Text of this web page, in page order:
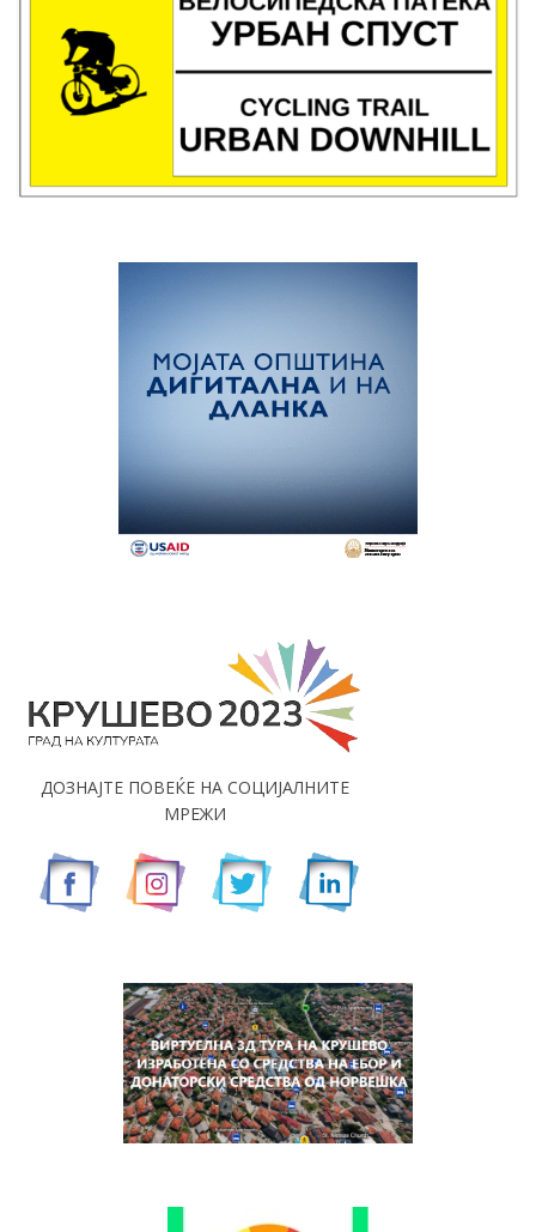
ДОЗНАЈТЕ ПОВЕЌЕ НА СОЦИЈАЛНИТЕ
МРЕЖИ